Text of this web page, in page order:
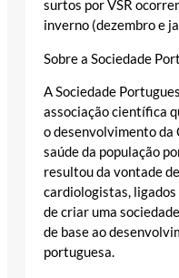
surtos por VSR
inverno (dezembro e
Sobre a Sociedade
A Sociedade
associação científica
o desenvolvimento da
saúde da população
resultou da vontade
cardiologistas,
de criar uma
de base ao
portuguesa.